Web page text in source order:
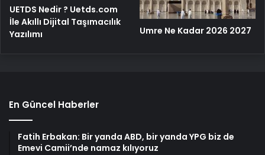
UETDS Nedir ? Uetds.com
İle Akıllı Dijital Taşımacılık
Yazılımı
Umre Ne Kadar 2026 2027
En Güncel Haberler
Fatih Erbakan: Bir yanda ABD, bir yanda YPG biz de
Emevi Camii’nde namaz kılıyoruz